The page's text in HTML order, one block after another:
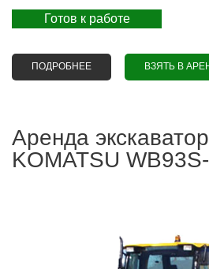
Готов к работе
ПОДРОБНЕЕ
О АРЕНДАВЗЯТЬ В
Аренда
KOMATSU